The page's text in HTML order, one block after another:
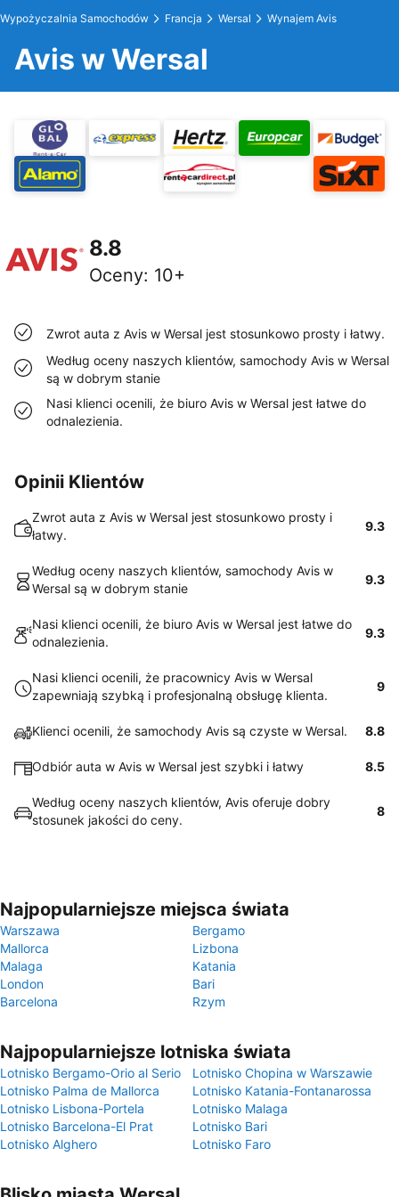
Wypożyczalnia Samochodów Francja Wersal Wynajem Avis
Avis w Wersal
8.8
Oceny: 10+
Zwrot auta z Avis w Wersal jest stosunkowo prosty i łatwy.
Według oceny naszych klientów, samochody Avis w Wersal
są w dobrym stanie
Nasi klienci ocenili, że biuro Avis w Wersal jest łatwe do
odnalezienia.
Opinii Klientów
Zwrot auta z Avis w Wersal jest stosunkowo prosty i
łatwy.
9.3
Według oceny naszych klientów, samochody Avis w
Wersal są w dobrym stanie
9.3
Nasi klienci ocenili, że biuro Avis w Wersal jest łatwe do
odnalezienia.
9.3
Nasi klienci ocenili, że pracownicy Avis w Wersal
zapewniają szybką i profesjonalną obsługę klienta.
9
Klienci ocenili, że samochody Avis są czyste w Wersal. 8.8
Odbiór auta w Avis w Wersal jest szybki i łatwy 8.5
Według oceny naszych klientów, Avis oferuje dobry
stosunek jakości do ceny.
8
Najpopularniejsze miejsca świata
Warszawa
Bergamo
Mallorca
Lizbona
Malaga
Katania
London
Bari
Barcelona
Rzym
Najpopularniejsze lotniska świata
Lotnisko Bergamo-Orio al Serio
Lotnisko Chopina w Warszawie
Lotnisko Palma de Mallorca
Lotnisko Katania-Fontanarossa
Lotnisko Lisbona-Portela
Lotnisko Malaga
Lotnisko Barcelona-El Prat
Lotnisko Bari
Lotnisko Alghero
Lotnisko Faro